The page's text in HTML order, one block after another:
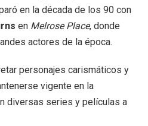
en la década de los 90 con
en Melrose Place, donde
actores de la época.
personajes carismáticos y
vigente en la
diversas series y películas a